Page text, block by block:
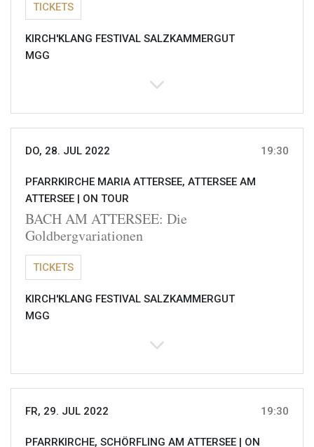
TICKETS
KIRCH'KLANG FESTIVAL SALZKAMMERGUT
MGG
DO, 28. JUL 2022 19:30
PFARRKIRCHE MARIA ATTERSEE, ATTERSEE AM
ATTERSEE | ON TOUR
BACH AM ATTERSEE: Die
Goldbergvariationen
TICKETS
KIRCH'KLANG FESTIVAL SALZKAMMERGUT
MGG
FR, 29. JUL 2022 19:30
PFARRKIRCHE, SCHÖRFLING AM ATTERSEE | ON